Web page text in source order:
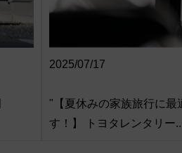
2025/07/17
"【夏休みの家族旅行に最
す！】 トヨタレンタリー